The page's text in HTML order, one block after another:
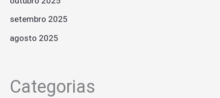
setembro 2025
agosto 2025
Categorias